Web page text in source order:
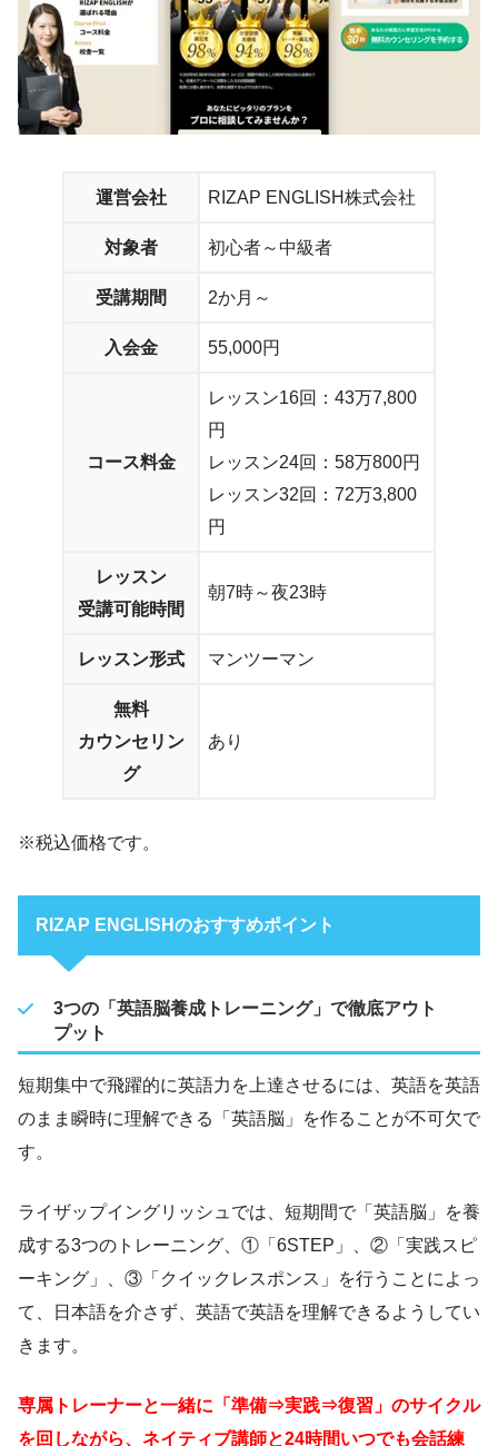
運営会社 RIZAP ENGLISH株式会社
対象者 初心者～中級者
受講期間 2か月～
入会金 55,000円
コース料金
レッスン16回：43万7,800
円
レッスン24回：58万800円
レッスン32回：72万3,800
円
レッスン
受講可能時間
朝7時～夜23時
レッスン形式 マンツーマン
無料
カウンセリン
グ
あり
※税込価格です。
RIZAP ENGLISHのおすすめポイント
3つの「英語脳養成トレーニング」で徹底アウト
プット
短期集中で飛躍的に英語力を上達させるには、英語を英語
のまま瞬時に理解できる「英語脳」を作ることが不可欠で
す。
ライザップイングリッシュでは、短期間で「英語脳」を養
成する3つのトレーニング、①「6STEP」、②「実践スピ
ーキング」、③「クイックレスポンス」を行うことによっ
て、日本語を介さず、英語で英語を理解できるようしてい
きます。
専属トレーナーと一緒に「準備⇒実践⇒復習」のサイクル
を回しながら、ネイティブ講師と24時間いつでも会話練